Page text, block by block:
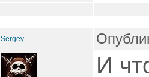
Sergey
И